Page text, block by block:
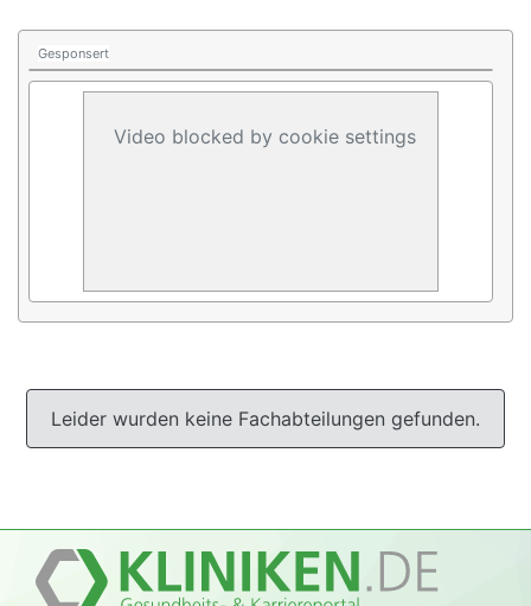
Gesponsert
Video blocked by cookie settings
Leider wurden keine Fachabteilungen gefunden.